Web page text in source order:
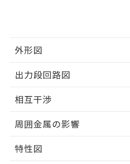
外形図
外形図
出力段回路図
出力段回路図
相互干渉
相互干渉
周囲金属の影響
特性図
および当社の共同利
※当社の共同利用者と
の共同利用に関して"
指します。
とができます。
EU RoHS指令（10物質）の
51物質の非含有証明書（当
※本証明書は発行日時点で
るもので、過去に遡って非
また、RoHS指令のフタル
物質の対応では、対応完了
荷製品に未対応品が混在す